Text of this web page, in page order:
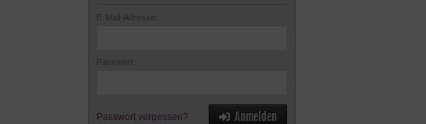
E-Mail-Adresse:
Passwort:
Passwort vergessen? Anmelden